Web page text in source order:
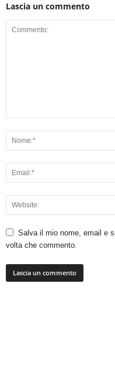
Lascia un commento
Salva il mio nome, email e
volta che commento.